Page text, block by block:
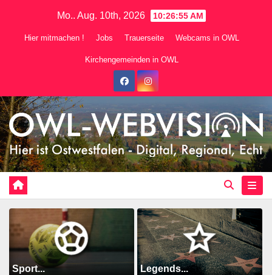
Mo.. Aug. 10th, 2026 10:26:57 AM
Hier mitmachen ! Jobs Trauerseite Webcams in OWL
Kirchengemeinden in OWL
Sport... Legends...